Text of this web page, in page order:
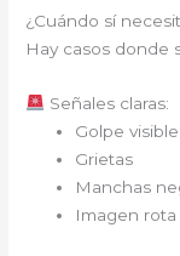
¿Cuándo sí
Hay casos donde
Señales claras:
Golpe visible
Grietas
Manchas
Imagen rota